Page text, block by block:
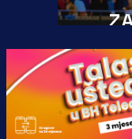
Promo vijesti